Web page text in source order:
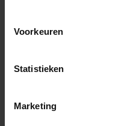
Voorkeuren
Statistieken
Marketing
Klachtenregeling Ome Dick
Privacyverklaring Ome Dick